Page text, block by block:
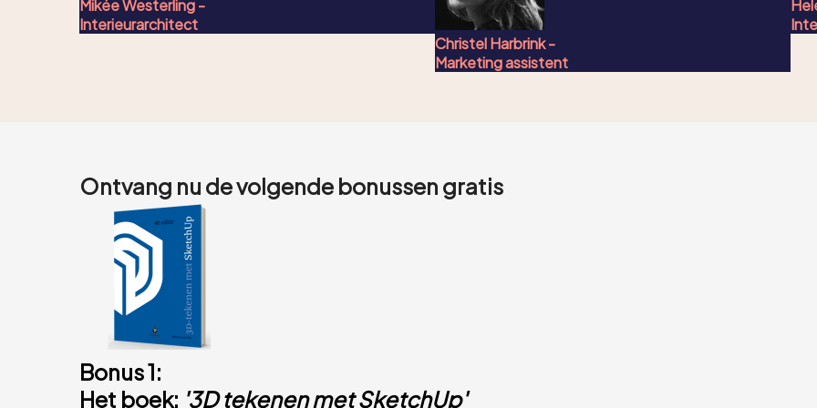
Mikée Westerling -
Interieurarchitect
Christel Harbrink -
Marketing assistent
Ontvang nu de volgende bonussen gratis
Bonus 1:
Het boek: '3D tekenen met SketchUp'